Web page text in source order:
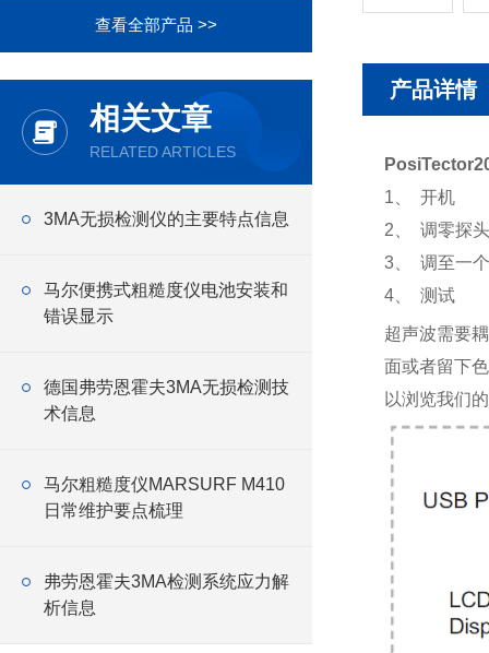
查看全部产品 >>
相关文章
RELATED ARTICLES
3MA无损检测仪的主要特点信息
马尔便携式粗糙度仪电池安装和
错误显示
德国弗劳恩霍夫3MA无损检测技
术信息
马尔粗糙度仪MARSURF M410
日常维护要点梳理
弗劳恩霍夫3MA检测系统应力解
析信息
产品详情
1、 开机
2、 调零探头
3、 调至一
4、 测试
超声波需要
面或者留下
以浏览我们